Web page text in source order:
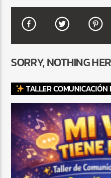
TITLE
CURRENT SHOW
TROPICAL
3:00 AM 6:00
SORRY, NOTHING
TALLER COMUNICACIÓN